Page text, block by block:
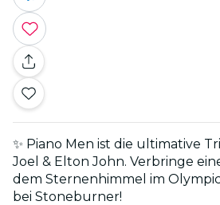
✨ Piano Men ist die ultimative
Joel & Elton John. Verbringe
dem Sternenhimmel im
bei Stoneburner!